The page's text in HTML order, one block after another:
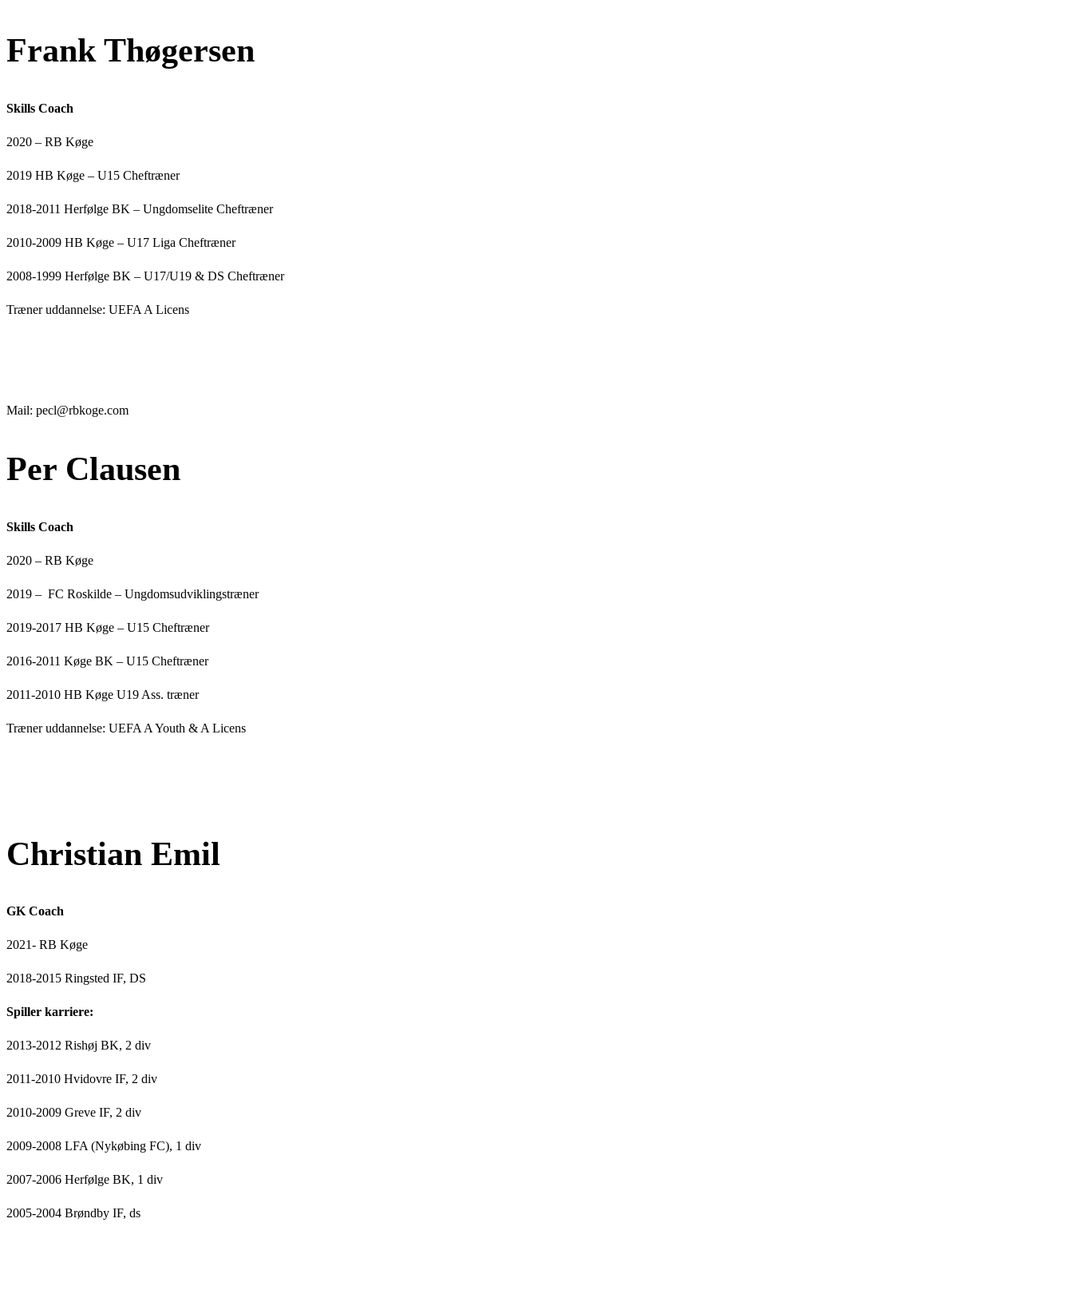
Frank Thøgersen
Skills Coach
2020 – RB Køge
2019 HB Køge – U15 Cheftræner
2018-2011 Herfølge BK – Ungdomselite Cheftræner
2010-2009 HB Køge – U17 Liga Cheftræner
2008-1999 Herfølge BK – U17/U19 & DS Cheftræner
Træner uddannelse: UEFA A Licens
Mail: pecl@rbkoge.com
Per Clausen
Skills Coach
2020 – RB Køge
2019 – FC Roskilde – Ungdomsudviklingstræner
2019-2017 HB Køge – U15 Cheftræner
2016-2011 Køge BK – U15 Cheftræner
2011-2010 HB Køge U19 Ass. træner
Træner uddannelse: UEFA A Youth & A Licens
Christian Emil
GK Coach
2021- RB Køge
2018-2015 Ringsted IF, DS
Spiller karriere:
2013-2012 Rishøj BK, 2 div
2011-2010 Hvidovre IF, 2 div
2010-2009 Greve IF, 2 div
2009-2008 LFA (Nykøbing FC), 1 div
2007-2006 Herfølge BK, 1 div
2005-2004 Brøndby IF, ds